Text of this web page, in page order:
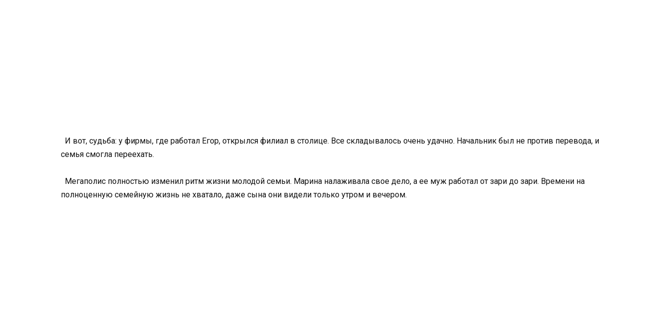
И вот, судьба: у фирмы, где работал Егор, открылся филиал в столице. Все складывалось очень удачно. Начальник был не против перевода, и
семья смогла переехать.
Мегаполис полностью изменил ритм жизни молодой семьи. Марина налаживала свое дело, а ее муж работал от зари до зари. Времени на
полноценную семейную жизнь не хватало, даже сына они видели только утром и вечером.